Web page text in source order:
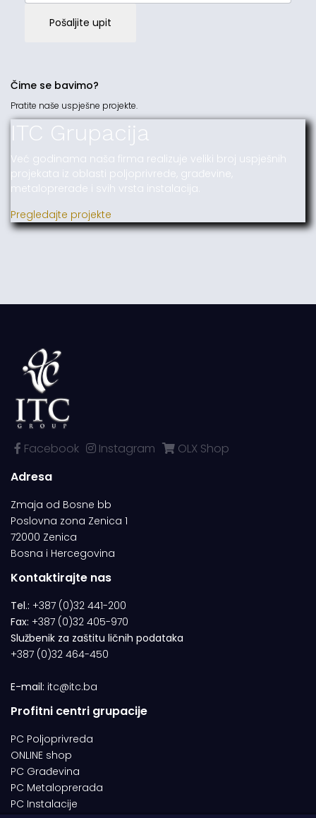
Pošaljite upit
Čime se bavimo?
Pratite naše uspješne projekte.
ITC Grupacija
Već godinama naša firma realizuje veliki broj uspješnih
projekata iz oblasti poljoprivrede, građevine,
metaloprerade i svih vrsta instalacija.
Pregledajte projekte
Facebook Instagram
OLX Shop
Adresa
Zmaja od Bosne bb
Poslovna zona Zenica 1
72000 Zenica
Bosna i Hercegovina
Kontaktirajte nas
Tel.: +387 (0)32 441-200
Fax: +387 (0)32 405-970
Službenik za zaštitu ličnih podataka
+387 (0)32 464-450
E-mail: itc@itc.ba
Profitni centri grupacije
PC Poljoprivreda
ONLINE shop
PC Građevina
PC Metaloprerada
PC Instalacije